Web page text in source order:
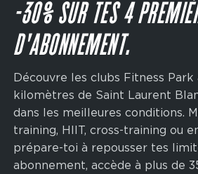
-30% SUR TES 4
D'ABONNEMENT.
Découvre les clubs Fitness Park
kilomètres de Saint Laurent
dans les meilleures conditions.
training, HIIT, cross-training ou
prépare-toi à repousser tes
abonnement, accède à plus de